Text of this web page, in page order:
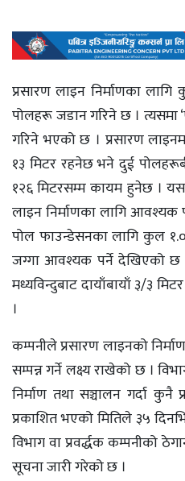
प्रसारण लाइन निर्माणका
पोलहरू जडान गरिने छ ।
गरिने भएको छ । प्रसारण
१३ मिटर रहनेछ भने दुई
१२६ मिटरसम्म कायम हुनेछ ।
लाइन निर्माणका लागि आवश्यक
पोल फाउन्डेसनका लागि कुल
जग्गा आवश्यक पर्ने देखिएको छ ।
मध्यविन्दुबाट दायाँबायाँ ३/३
।
कम्पनीले प्रसारण लाइनको
सम्पन्न गर्ने लक्ष्य राखेको छ ।
निर्माण तथा सञ्चालन गर्दा
प्रकाशित भएको मितिले ३५
विभाग वा प्रवर्द्धक कम्पनीको
सूचना जारी गरेको छ ।